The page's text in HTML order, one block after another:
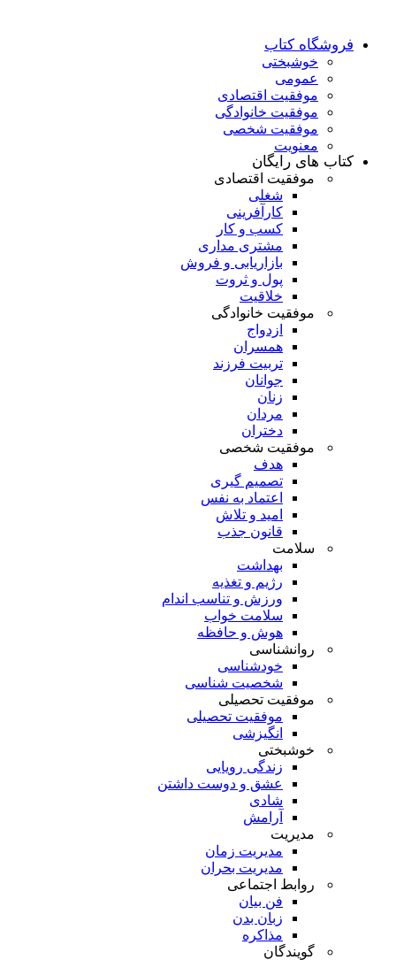
فروشگاه کتاب
خوشبختی
عمومی
موفقیت اقتصادی
موفقیت خانوادگی
موفقیت شخصی
معنویت
کتاب های رایگان
موفقیت اقتصادی
شغلی
کارآفرینی
کسب و کار
مشتری مداری
بازاریابی و فروش
پول و ثروت
خلاقیت
موفقیت خانوادگی
ازدواج
همسران
تربیت فرزند
جوانان
زنان
مردان
دختران
موفقیت شخصی
هدف
تصمیم گیری
اعتماد به نفس
امید و تلاش
قانون جذب
سلامت
بهداشت
رژیم و تغذیه
ورزش و تناسب اندام
سلامت خواب
هوش و حافظه
روانشناسی
خودشناسی
شخصیت شناسی
موفقیت تحصیلی
موفقیت تحصیلی
انگیزشی
خوشبختی
زندگی رویایی
عشق و دوست داشتن
شادی
آرامش
مدیریت
مدیریت زمان
مدیریت بحران
روابط اجتماعی
فن بیان
زبان بدن
مذاکره
گویندگان